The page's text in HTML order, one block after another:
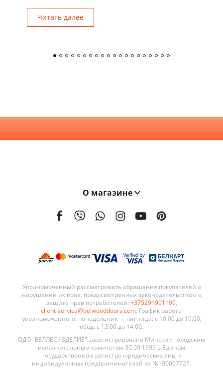
Читать далее
О магазине
Уполномоченный рассматривать обращения покупателей о
нарушении их прав, предусмотренных законодательством о
защите прав потребителей: +375291991199,
client-service@belwooddoors.com. График работы
уполномоченного: понедельник — пятница: с 10:00 до 19:00;
обед: с 13:00 до 14:00.
ОДО "БЕЛЛЕСИЗДЕЛИЕ" зарегистрировано Минским городским
исполнительным комитетом 30.09.1999 в Едином
государственном регистре юридических лиц и
индивидуальных предпринимателей за №190007727.